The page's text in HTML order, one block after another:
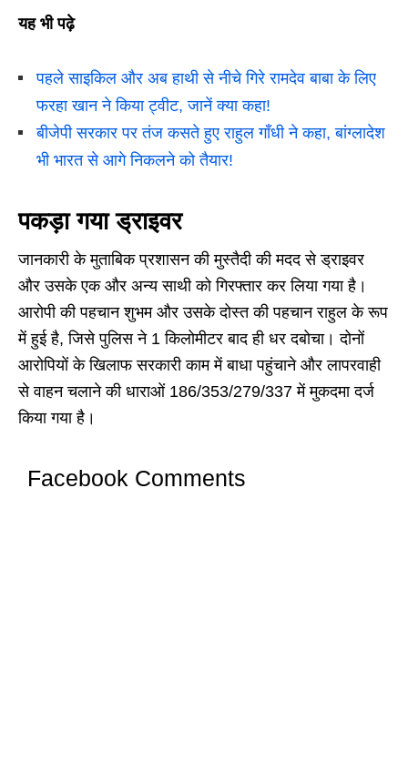
यह भी पढ़े
पहले साइकिल और अब हाथी से नीचे गिरे रामदेव बाबा के लिए
फरहा खान ने किया ट्वीट, जानें क्या कहा!
बीजेपी सरकार पर तंज कसते हुए राहुल गाँधी ने कहा, बांग्लादेश
भी भारत से आगे निकलने को तैयार!
पकड़ा गया ड्राइवर
जानकारी के मुताबिक प्रशासन की मुस्तैदी की मदद से ड्राइवर
और उसके एक और अन्य साथी को गिरफ्तार कर लिया गया है।
आरोपी की पहचान शुभम और उसके दोस्त की पहचान राहुल के रूप
में हुई है, जिसे पुलिस ने 1 किलोमीटर बाद ही धर दबोचा। दोनों
आरोपियों के खिलाफ सरकारी काम में बाधा पहुंचाने और लापरवाही
से वाहन चलाने की धाराओं 186/353/279/337 में मुकदमा दर्ज
किया गया है।
Facebook Comments